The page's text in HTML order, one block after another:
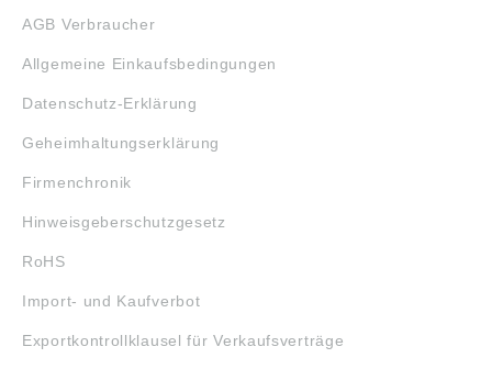
AGB Verbraucher
Allgemeine Einkaufsbedingungen
Datenschutz-Erklärung
Geheimhaltungserklärung
Firmenchronik
Hinweisgeberschutzgesetz
RoHS
Import- und Kaufverbot
Exportkontrollklausel für Verkaufsverträge